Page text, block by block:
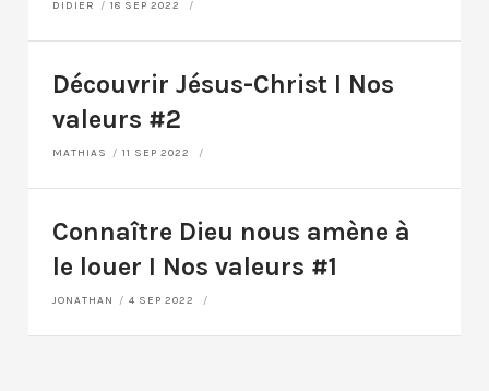
DIDIER 18 SEP 2022
Découvrir Jésus-Christ I Nos
valeurs #2
MATHIAS 11 SEP 2022
Connaître Dieu nous amène à
le louer I Nos valeurs #1
JONATHAN 4 SEP 2022